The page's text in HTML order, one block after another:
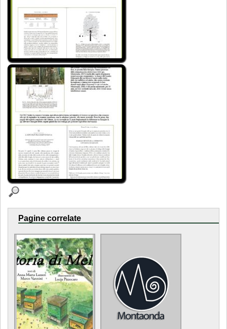
Pagine correlate